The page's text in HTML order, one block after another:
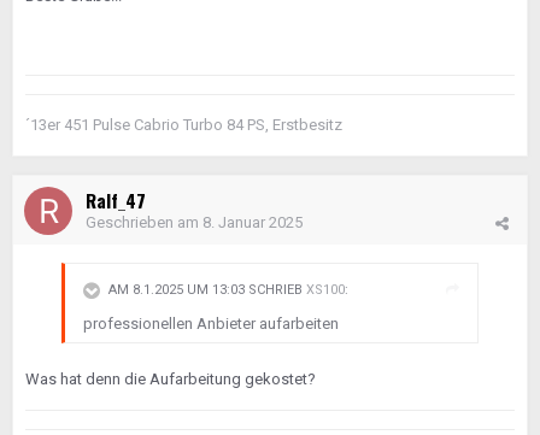
´13er 451 Pulse Cabrio Turbo 84 PS, Erstbesitz
Ralf_47
Geschrieben am 8. Januar 2025
AM 8.1.2025 UM 13:03 SCHRIEB XS100:
professionellen Anbieter aufarbeiten
Was hat denn die Aufarbeitung gekostet?